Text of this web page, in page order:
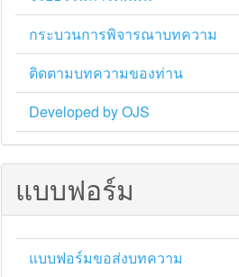
กระบวนการพิจารณาบทความ
ติดตามบทความของท่าน
Developed by OJS
แบบฟอร์ม
แบบฟอร์มขอส่งบทความ